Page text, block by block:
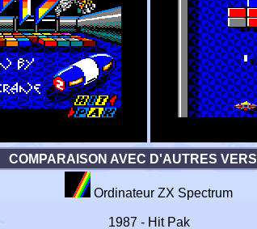
COMPARAISON AVEC D'AUTRES
Ordinateur ZX Spectrum
1987 - Hit Pak